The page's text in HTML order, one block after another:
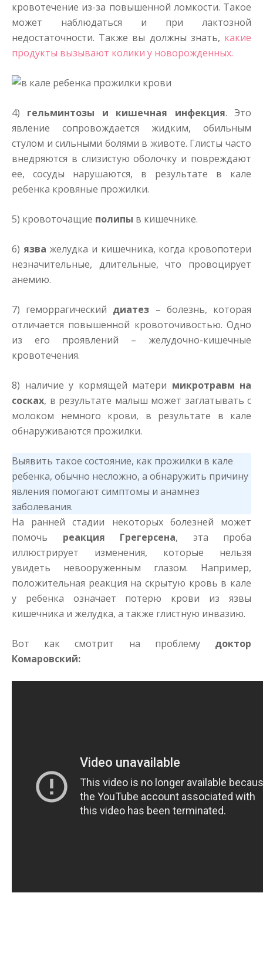
кровотечение из-за повышенной ломкости. Такое
может наблюдаться и при лактозной
недостаточности. Также вы должны знать, какие
продукты вызывают колики у новорожденных.
4) гельминтозы и кишечная инфекция. Это
явление сопровождается жидким, обильным
стулом и сильными болями в животе. Глисты часто
внедряются в слизистую оболочку и повреждают
ее, сосуды нарушаются, в результате в кале
ребенка кровяные прожилки.
5) кровоточащие полипы в кишечнике.
6) язва желудка и кишечника, когда кровопотери
незначительные, длительные, что провоцирует
анемию.
7) геморрагический диатез – болезнь, которая
отличается повышенной кровоточивостью. Одно
из его проявлений – желудочно-кишечные
кровотечения.
8) наличие у кормящей матери микротравм на
сосках, в результате малыш может заглатывать с
молоком немного крови, в результате в кале
обнаруживаются прожилки.
Выявить такое состояние, как прожилки в кале
ребенка, обычно несложно, а обнаружить причину
явления помогают симптомы и анамнез
заболевания.
На ранней стадии некоторых болезней может
помочь реакция Грегерсена, эта проба
иллюстрирует изменения, которые нельзя
увидеть невооруженным глазом. Например,
положительная реакция на скрытую кровь в кале
у ребенка означает потерю крови из язвы
кишечника и желудка, а также глистную инвазию.
Вот как смотрит на проблему доктор
Комаровский: